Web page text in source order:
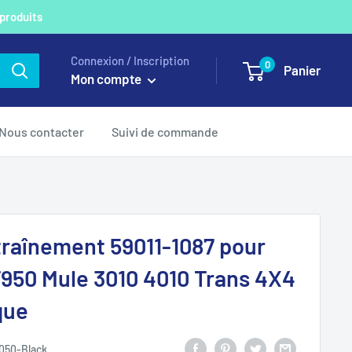
Connexion / Inscription
Mon compte
0 Panier
contacter Suivi de commande
59011-1087 pour
Mule 3010 4010 Trans 4X4
Black